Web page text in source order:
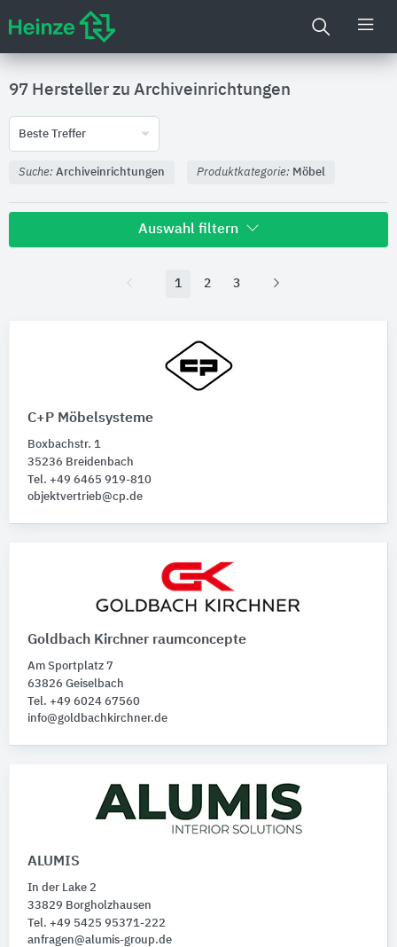
97 Hersteller zu Archiveinrichtungen
Beste Treffer
Suche: Archiveinrichtungen Produktkategorie: Möbel
Auswahl filtern
Bitte auswählen
1 2 3
C+P Möbelsysteme
Boxbachstr. 1
35236 Breidenbach
Tel. +49 6465 919-810
objektvertrieb@cp.de
Goldbach Kirchner raumconcepte
Am Sportplatz 7
63826 Geiselbach
Tel. +49 6024 67560
info@goldbachkirchner.de
ALUMIS
In der Lake 2
33829 Borgholzhausen
Tel. +49 5425 95371-222
anfragen@alumis-group.de